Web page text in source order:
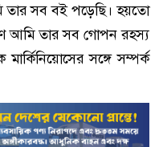
তার সব বই পড়েছি। হয়তো
আমি তার সব গোপন রহস্য
সঙ্গে সম্পর্ক